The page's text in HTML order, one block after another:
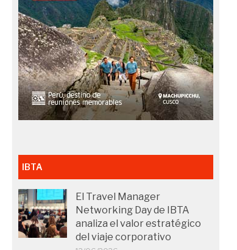
IBTA
El Travel Manager
Networking Day de IBTA
analiza el valor estratégico
del viaje corporativo